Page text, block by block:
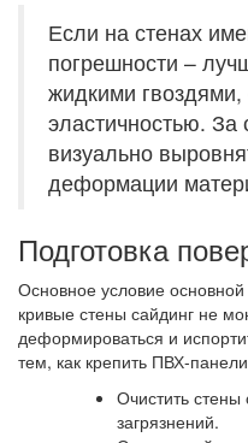
Если на стенах
погрешности –
жидкими
эластичностью. За
визуально
деформации
Подготовка
Основное условие
кривые стены сайдинг не
деформироваться и
тем, как крепить ПВХ-
Очистить
загрязнений.